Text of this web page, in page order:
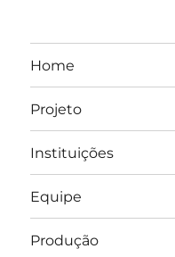
Home
Projeto
Instituições
Equipe
Produção